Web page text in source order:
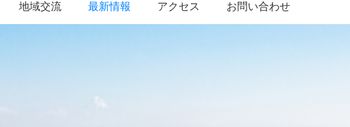
地域交流 最新情報 アクセス お問い合わせ